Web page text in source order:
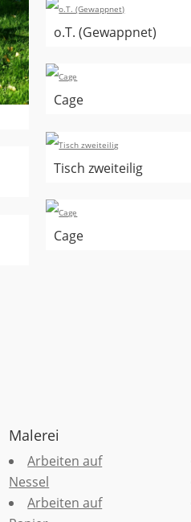
o.T. (Gewappnet)
Cage
Tisch zweiteilig
Cage
Malerei
Arbeiten auf
Nessel
Arbeiten auf